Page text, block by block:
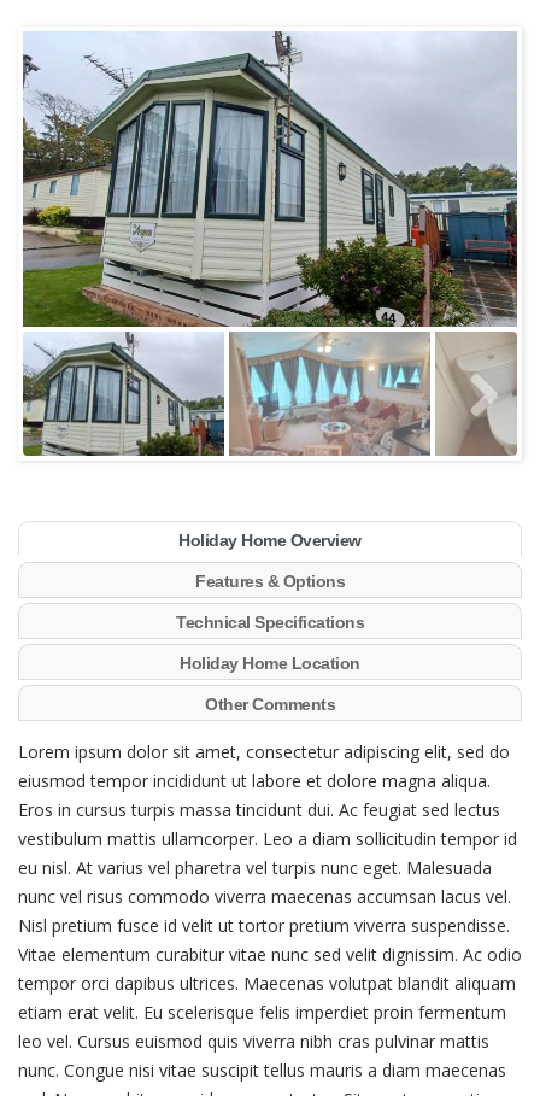
Holiday Home Overview
Features & Options
Technical Specifications
Holiday Home Location
Other Comments
Lorem ipsum dolor sit amet, consectetur adipiscing elit, sed do
eiusmod tempor incididunt ut labore et dolore magna aliqua.
Eros in cursus turpis massa tincidunt dui. Ac feugiat sed lectus
vestibulum mattis ullamcorper. Leo a diam sollicitudin tempor id
eu nisl. At varius vel pharetra vel turpis nunc eget. Malesuada
nunc vel risus commodo viverra maecenas accumsan lacus vel.
Nisl pretium fusce id velit ut tortor pretium viverra suspendisse.
Vitae elementum curabitur vitae nunc sed velit dignissim. Ac odio
tempor orci dapibus ultrices. Maecenas volutpat blandit aliquam
etiam erat velit. Eu scelerisque felis imperdiet proin fermentum
leo vel. Cursus euismod quis viverra nibh cras pulvinar mattis
nunc. Congue nisi vitae suscipit tellus mauris a diam maecenas